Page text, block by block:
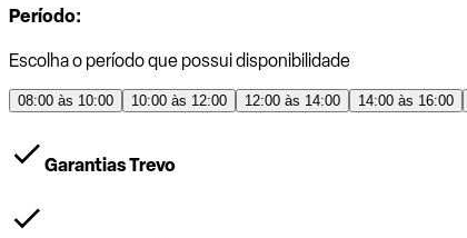
Período:
Escolha o período que possui disponibilidade
08:00 às 10:00 10:00 às 12:00 12:00 às 14:00 14:00 às 16:00
Garantias Trevo